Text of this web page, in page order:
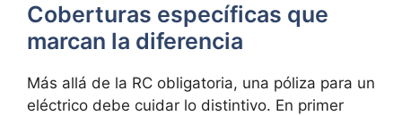
Coberturas específicas que
marcan la diferencia
Más allá de la RC obligatoria, una póliza para un
eléctrico debe cuidar lo distintivo. En primer